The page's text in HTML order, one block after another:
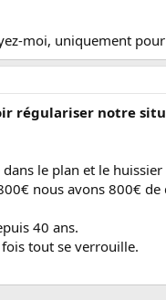
moi, uniquement
régulariser notre
le plan et le
nous avons 800€
40 ans.
tout se verrouille.